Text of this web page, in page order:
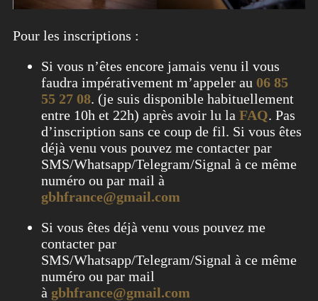
Pour les inscriptions :
Si vous n’êtes encore jamais venu il vous
faudra impérativement m’appeler au 06 85
55 27 08. (je suis disponible habituellement
entre 10h et 22h) après avoir lu la FAQ. Pas
d’inscription sans ce coup de fil. Si vous êtes
déjà venu vous pouvez me contacter par
SMS/Whatsapp/Telegram/Signal à ce même
numéro ou par mail à
gbhfrance@gmail.com
Si vous êtes déjà venu vous pouvez me
contacter par
SMS/Whatsapp/Telegram/Signal à ce même
numéro ou par mail
à gbhfrance@gmail.com